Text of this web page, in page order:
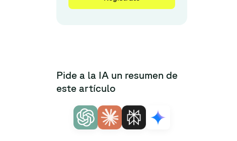
Pide a la IA un resumen de
este artículo